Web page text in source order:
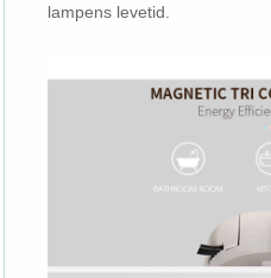
lampens levetid.